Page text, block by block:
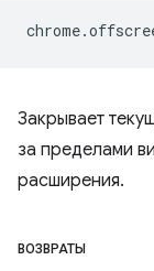
chrome.
Закрывает
за пределами
расширения.
ВОЗВРАТЫ